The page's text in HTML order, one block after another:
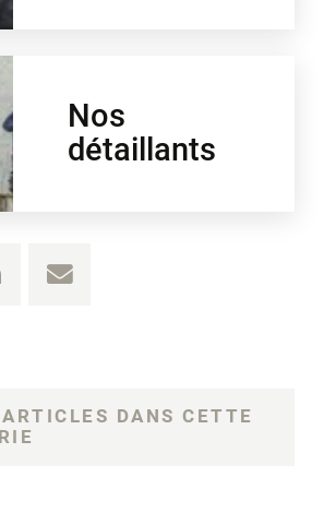
Nos
détaillants
DANS CETTE